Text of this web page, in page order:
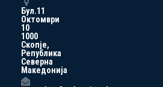
Бул.11
Октомври
10
1000
Скопје,
Република
Северна
Македонија